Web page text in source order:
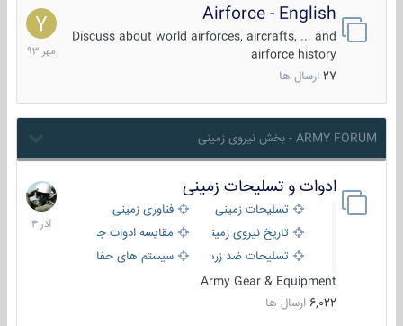
Airforce - English
Discuss about world airforces, aircrafts, ... and
airforce history
27 ارسال ها
15
مهر
1393
ARMY FORUM - بخش نیروی زمینی
ادوات و تسلیحات زمینی
تسلیحات زمینی
فناوری زمینی
تاریخ نیروی زمینی
مقایسه ادوات جنگی
تسلیحات ضد زره
سیستم های حفاظت فعال
Army Gear & Equipment
6,022 ارسال ها
21
آذر
1404